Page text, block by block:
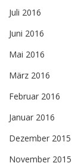
Juli 2016
Juni 2016
Mai 2016
März 2016
Februar 2016
Januar 2016
Dezember 2015
November 2015